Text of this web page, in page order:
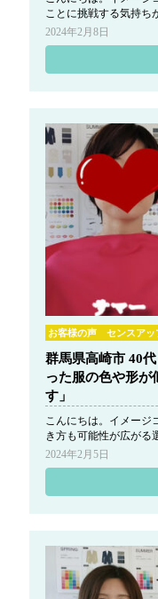
ことに挑戦する気持
2024年2月8日
お客様の声 センスアッ
群馬県高崎市 40
った服の色や形が
す」
こんにちは。イメージ
き方も可能性が広が
2024年2月5日